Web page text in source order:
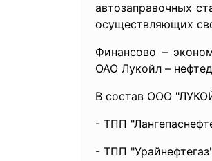
автозаправочных
осуществляющих
Финансово –
ОАО Лукойл –
В состав ООО
- ТПП
- ТПП